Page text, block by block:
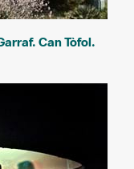
Can Tòfol.